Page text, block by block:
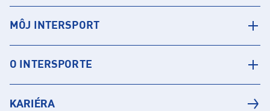
MÔJ INTERSPORT
O INTERSPORTE
KARIÉRA